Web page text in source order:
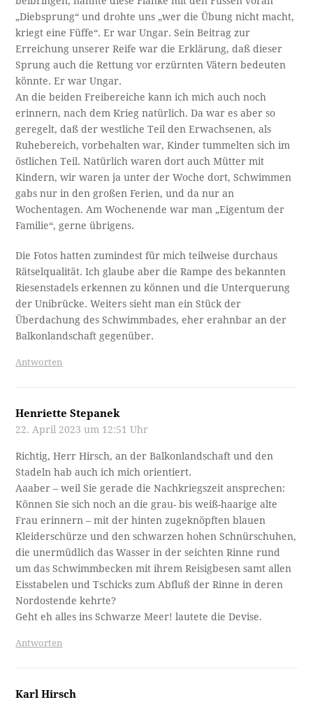
„Diebsprung“ und drohte uns „wer die Übung nicht macht,
kriegt eine Füffe“. Er war Ungar. Sein Beitrag zur
Erreichung unserer Reife war die Erklärung, daß dieser
Sprung auch die Rettung vor erzürnten Vätern bedeuten
könnte. Er war Ungar.
An die beiden Freibereiche kann ich mich auch noch
erinnern, nach dem Krieg natürlich. Da war es aber so
geregelt, daß der westliche Teil den Erwachsenen, als
Ruhebereich, vorbehalten war, Kinder tummelten sich im
östlichen Teil. Natürlich waren dort auch Mütter mit
Kindern, wir waren ja unter der Woche dort, Schwimmen
gabs nur in den großen Ferien, und da nur an
Wochentagen. Am Wochenende war man „Eigentum der
Familie“, gerne übrigens.
Die Fotos hatten zumindest für mich teilweise durchaus
Rätselqualität. Ich glaube aber die Rampe des bekannten
Riesenstadels erkennen zu können und die Unterquerung
der Unibrücke. Weiters sieht man ein Stück der
Überdachung des Schwimmbades, eher erahnbar an der
Balkonlandschaft gegenüber.
Antworten
Henriette Stepanek
22. April 2023 um 12:51 Uhr
Richtig, Herr Hirsch, an der Balkonlandschaft und den
Stadeln hab auch ich mich orientiert.
Aaaber – weil Sie gerade die Nachkriegszeit ansprechen:
Können Sie sich noch an die grau- bis weiß-haarige alte
Frau erinnern – mit der hinten zugeknöpften blauen
Kleiderschürze und den schwarzen hohen Schnürschuhen,
die unermüdlich das Wasser in der seichten Rinne rund
um das Schwimmbecken mit ihrem Reisigbesen samt allen
Eisstabelen und Tschicks zum Abfluß der Rinne in deren
Nordostende kehrte?
Geht eh alles ins Schwarze Meer! lautete die Devise.
Antworten
Karl Hirsch